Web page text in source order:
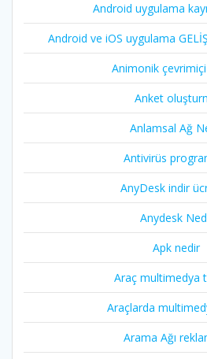
Android uygulama
Android ve iOS uygulama
Animonik
Anket
Anlamsal Ağ
Antivirüs
AnyDesk indir
Anydesk
Apk nedir
Araç multimedya
Araçlarda
Arama Ağı